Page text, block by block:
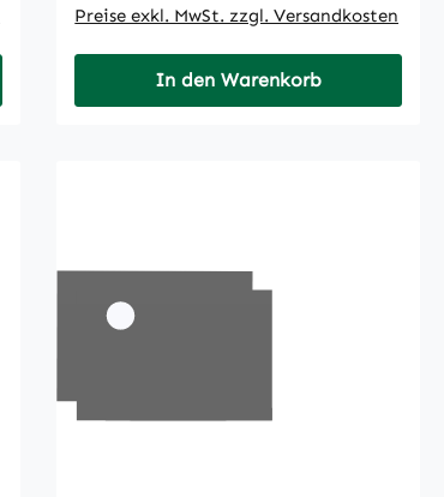
Preise exkl. MwSt. zzgl. Versandkosten
In den Warenkorb